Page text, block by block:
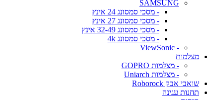
SAMSUNG
- מסכי סמסונג 24 אינץ
- מסכי סמסונג 27 אינץ
- מסכי סמסונג 32-49 אינץ
- מסכי סמסונג 4k
- ViewSonic
מצלמות
- מצלמות GOPRO
- מצלמות Uniarch
שואבי אבק Roborock
תחנות עגינה